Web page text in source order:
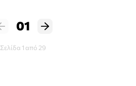
01
Σελίδα 1 από 29